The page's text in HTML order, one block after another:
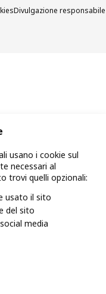
Divulgazione responsabile
usano i cookie sul
necessari al
trovi quelli opzionali:
usato il sito
del sito
media